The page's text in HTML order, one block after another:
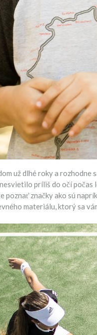
už dlhé roky a rozhodne
príliš do očí
poznať značky ako sú
materiálu, ktorý sa